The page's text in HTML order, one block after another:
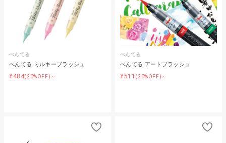
ぺんてる
ぺんてる ミルキーブラッシュ
¥484(20%OFF)～
ぺんてる
ぺんてる アートブラッシュ
¥511 (20%OFF)～